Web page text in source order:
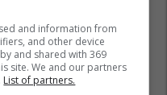
Transferimet
and information from
and other device
and shared with 369
site. We and our partners
List of partners.